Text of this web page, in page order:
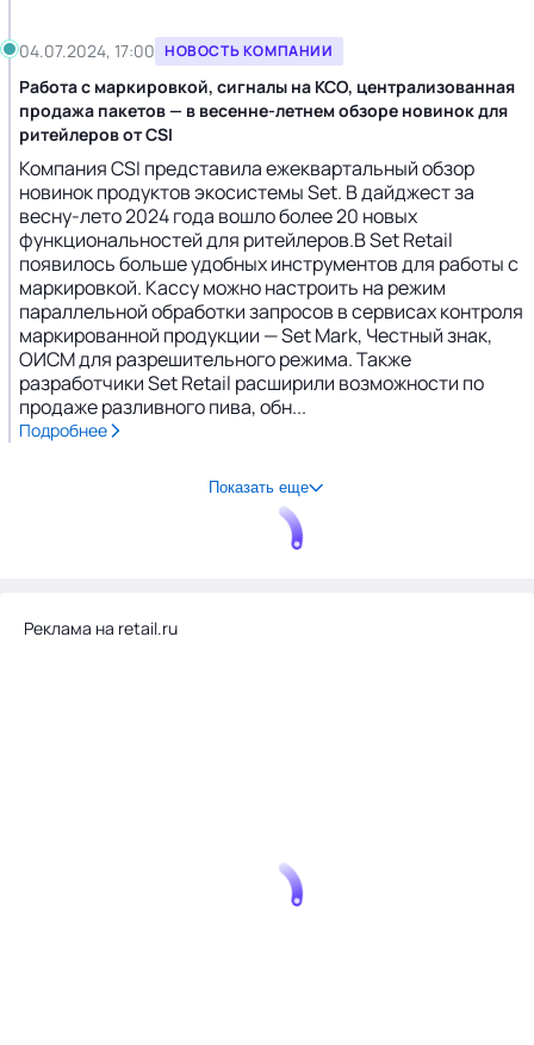
04.07.2024, 17:00 НОВОСТЬ КОМПАНИИ
Работа с маркировкой, сигналы на КСО, централизованная
продажа пакетов — в весенне-летнем обзоре новинок для
ритейлеров от CSI
Компания CSI представила ежеквартальный обзор
новинок продуктов экосистемы Set. В дайджест за
весну-лето 2024 года вошло более 20 новых
функциональностей для ритейлеров.В Set Retail
появилось больше удобных инструментов для работы с
маркировкой. Кассу можно настроить на режим
параллельной обработки запросов в сервисах контроля
маркированной продукции — Set Mark, Честный знак,
ОИСМ для разрешительного режима. Также
разработчики Set Retail расширили возможности по
продаже разливного пива, обн...
Подробнее
Показать еще
Реклама на retail.ru